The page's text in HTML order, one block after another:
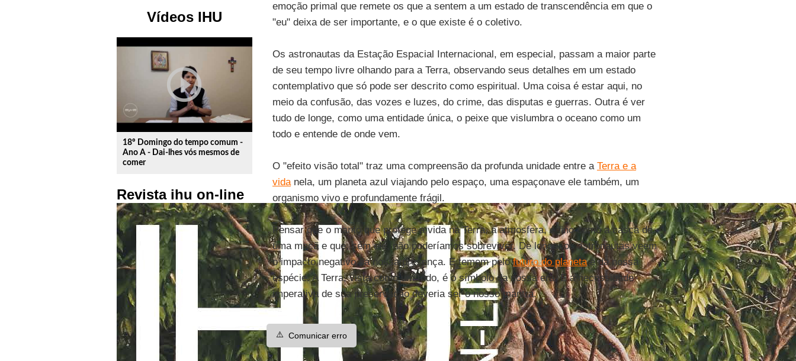
Vídeos IHU
play_circle_outline
18º Domingo do tempo comum -
Ano A - Dai-lhes vós mesmos de
comer
Revista ihu on-line
emoção primal que remete os que a sentem a um estado de transcendência em que o
"eu" deixa de ser importante, e o que existe é o coletivo.
Os astronautas da Estação Espacial Internacional, em especial, passam a maior parte
de seu tempo livre olhando para a Terra, observando seus detalhes em um estado
contemplativo que só pode ser descrito como espiritual. Uma coisa é estar aqui, no
meio da confusão, das vozes e luzes, do crime, das disputas e guerras. Outra é ver
tudo de longe, como uma entidade única, o peixe que vislumbra o oceano como um
todo e entende de onde vem.
O "efeito visão total" traz uma compreensão da profunda unidade entre a Terra e a
vidanela, um planeta azul viajando pelo espaço, uma espaçonave ele também, um
organismo vivo e profundamente frágil.
Pensar que o manto que protege a vida na Terra, a atmosfera, é fino como a casca de
uma maçã e que, sem ele, não poderíamos sobreviver. De longe, os astronautas veem
o impacto negativo da nossa presença. E temem pelofuturo do planetae da nossa
espécie. A Terra, vista como um todo, é o símbolo da nossa era. E a necessidade
imperativa de sua preservação deveria ser o nosso mantra.
⚠️ Comunicar erro